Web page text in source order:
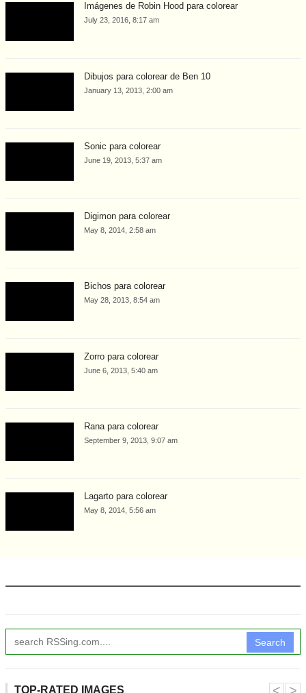
Imágenes de Robin Hood para colorear
July 23, 2016, 8:17 am
Dibujos para colorear de Ben 10
January 13, 2013, 2:00 am
Sonic para colorear
June 19, 2013, 5:37 am
Digimon para colorear
May 8, 2014, 2:58 am
Bichos para colorear
May 28, 2013, 8:54 am
Zorro para colorear
June 6, 2013, 5:40 am
Rana para colorear
September 9, 2013, 9:07 am
Lagarto para colorear
May 8, 2014, 5:56 am
Search
TOP-RATED IMAGES